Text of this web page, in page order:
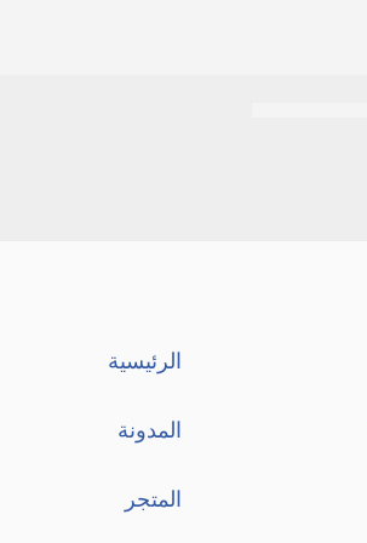
الرئيسية
المدونة
المتجر